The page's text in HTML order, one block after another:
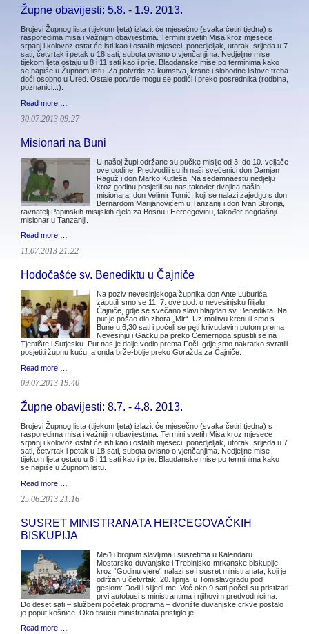
Župne obavijesti: 5.8. - 1.9. 2013.
Brojevi Župnog lista (tijekom ljeta) izlazit će mjesečno (svaka četiri tjedna) s
rasporedima misa i važnijim obavijestima. Termini svetih Misa kroz mjesece
srpanj i kolovoz ostat će isti kao i ostalih mjeseci: ponedjeljak, utorak, srijeda u 7
sati, četvrtak i petak u 18 sati, subota ovisno o vjenčanjima. Nedjeljne mise
tijekom ljeta ostaju u 8 i 11 sati kao i prije. Blagdanske mise po terminima kako
se napiše u Župnom listu. Za potvrde za kumstva, krsne i slobodne listove treba
doći osobno u Ured. Ostale potvrde mogu se podići i preko posrednika (rodbina,
poznanici...).
Read more …
30.07.2013 09:27
Misionari na Buni
U našoj župi održane su pučke misije od 3. do 10. veljače
ove godine. Predvodili su ih naši svećenici don Damjan
Raguž i don Marko Kutleša. Na sedamnaestu nedjelju
kroz godinu posjetili su nas također dvojica naših
misionara: don Velimir Tomić, koji se nalazi zajedno s don
Bernardom Marijanovićem u Tanzaniji i don Ivan Štironja,
ravnatelj Papinskih misijskih djela za Bosnu i Hercegovinu, također negdašnji
misionar u Tanzaniji.
Read more …
11.07.2013 21:22
Hodočašće sv. Benediktu u Čajniče
Na poziv nevesinjskoga župnika don Ante Luburića
zaputili smo se 11. 7. ove god. u nevesinjsku filijalu
Čajniče, gdje se svečano slavi blagdan sv. Benedikta. Na
put je pošao dio zbora „Mir“. Uz molitvu krenuli smo s
Bune u 6,30 sati i počeli se peti krivudavim putom prema
Nevesinju i Gacku pa preko Čemernoga spustili se na
Tjentište i Sutjesku. Put nas je dalje vodio prema Foči, gdje smo nakratko svratili
posjetiti župnu kuću, a onda brže-bolje preko Goražda za Čajniče.
Read more …
09.07.2013 19:40
Župne obavijesti: 8.7. - 4.8. 2013.
Brojevi Župnog lista (tijekom ljeta) izlazit će mjesečno (svaka četiri tjedna) s
rasporedima misa i važnijim obavijestima. Termini svetih Misa kroz mjesece
srpanj i kolovoz ostat će isti kao i ostalih mjeseci: ponedjeljak, utorak, srijeda u 7
sati, četvrtak i petak u 18 sati, subota ovisno o vjenčanjima. Nedjeljne mise
tijekom ljeta ostaju u 8 i 11 sati kao i prije. Blagdanske mise po terminima kako
se napiše u Župnom listu.
Read more …
25.06.2013 21:16
SUSRET MINISTRANATA HERCEGOVAČKIH
BISKUPIJA
Među brojnim slavljima i susretima u Kalendaru
Mostarsko-duvanjske i Trebinjsko-mrkanske biskupije
kroz “Godinu vjere“ nalazi se i susret ministranata, koji je
održan u četvrtak, 20. lipnja, u Tomislavgradu pod
geslom: Dođi i slijedi me. Već oko 9 sati počeli su pristizati
prvi autobusi s ministrantima i njihovim predvodnicima.
Do deset sati – službeni početak programa – dvorište duvanjske crkve postalo
je poput košnice. Oko tisuću ministranata pristiglo je
Read more …